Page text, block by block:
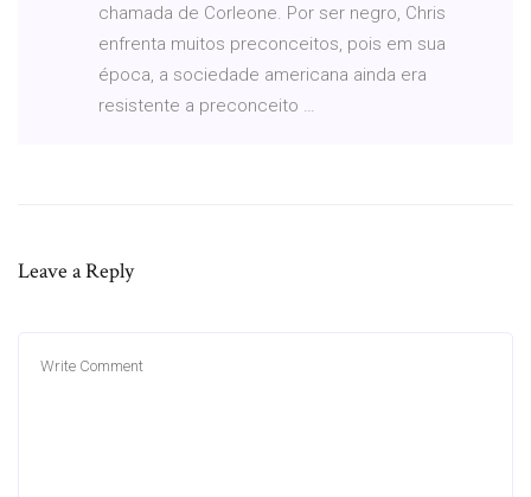
chamada de Corleone. Por ser negro, Chris
enfrenta muitos preconceitos, pois em sua
época, a sociedade americana ainda era
resistente a preconceito …
Leave a Reply